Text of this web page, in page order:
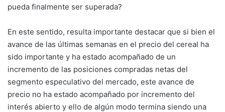
pueda finalmente ser superada?
En este sentido, resulta importante destacar que si bien el
avance de las últimas semanas en el precio del cereal ha
sido importante y ha estado acompañado de un
incremento de las posiciones compradas netas del
segmento especulativo del mercado, este avance de
precio no ha estado acompañado por incremento del
interés abierto y ello de algún modo termina siendo una